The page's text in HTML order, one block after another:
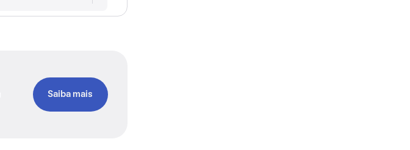
Saiba mais